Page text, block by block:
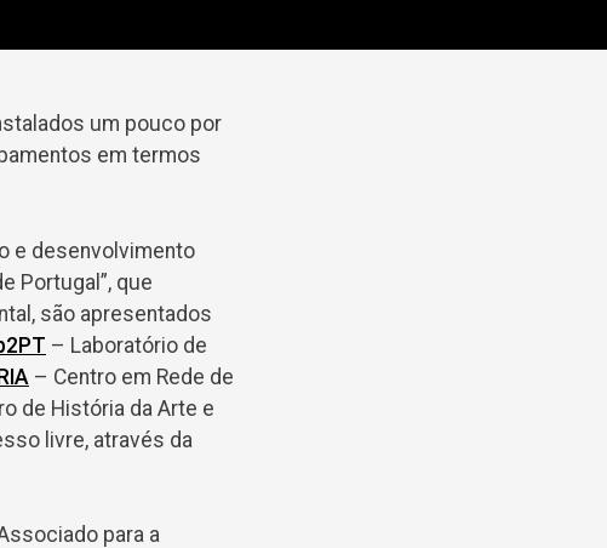
um pouco por
em termos
e desenvolvimento
Portugal”, que
são apresentados
– Laboratório de
– Centro em Rede de
de História da Arte e
livre, através da
para a